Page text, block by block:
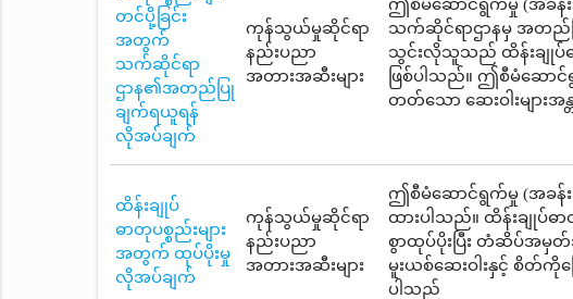
တင်ပို့ခြင်း
အတွက်
သက်ဆိုင်ရာ
ဌာန၏အတည်ပြု
ချက်ရယူရန်
လိုအပ်ချက်
ကုန်သွယ်မှုဆိုင်ရာ
နည်းပညာ
အတားအဆီးများ
ဤစီမံဆောင်ရွက်မှု (အခ
သက်ဆိုင်ရာဌာနမှ အတည်ပြု
သွင်းလိုသူသည် ထိန်းချုပ်ဓ
ဖြစ်ပါသည်။ ဤစီမံဆော
တတ်သော ဆေးဝါးများအ
ထိန်းချုပ်
ဓာတုပစ္စည်းများ
အတွက် ထုပ်ပိုးမှု
လိုအပ်ချက်
ကုန်သွယ်မှုဆိုင်ရာ
နည်းပညာ
အတားအဆီးများ
ဤစီမံဆောင်ရွက်မှု (အခန်း
ထားပါသည်။ ထိန်းချုပ်ဓ
စွာထုပ်ပိုးပြီး တံဆိပ်အမှ
မူးယစ်ဆေးဝါးနှင့် စိတ်ကိုပ
ပါသည်